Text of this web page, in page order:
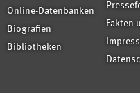
Online-Datenbanken
Biografien
Bibliotheken
Fakten